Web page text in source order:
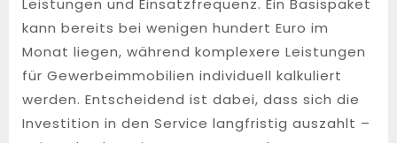
Leistungen und Einsatzfrequenz. Ein Basispaket
kann bereits bei wenigen hundert Euro im
Monat liegen, während komplexere Leistungen
für Gewerbeimmobilien individuell kalkuliert
werden. Entscheidend ist dabei, dass sich die
Investition in den Service langfristig auszahlt –